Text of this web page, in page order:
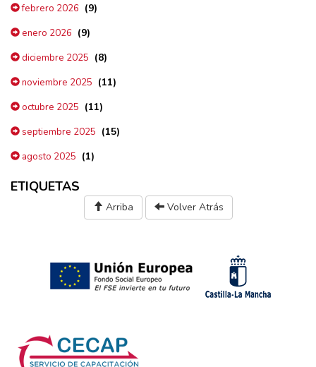
febrero 2026 (9)
enero 2026 (9)
diciembre 2025 (8)
noviembre 2025 (11)
octubre 2025 (11)
septiembre 2025 (15)
agosto 2025 (1)
ETIQUETAS
Arriba Volver Atrás